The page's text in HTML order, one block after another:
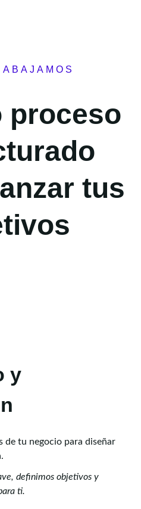
proceso
tus
y
de tu negocio para diseñar
definimos objetivos y
ti.